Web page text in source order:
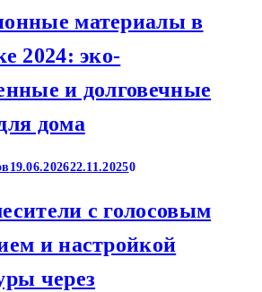
материалы в
2024: эко-
и долговечные
дома
19.06.202622.11.20250
с голосовым
и настройкой
через